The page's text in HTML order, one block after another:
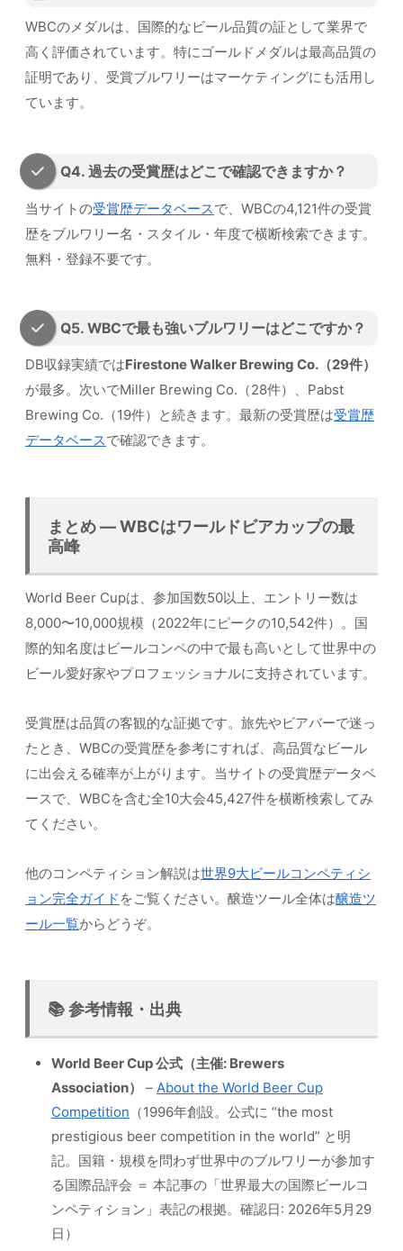
WBCのメダルは、国際的なビール品質の証として業界で
高く評価されています。特にゴールドメダルは最高品質の
証明であり、受賞ブルワリーはマーケティングにも活用し
ています。
Q4. 過去の受賞歴はどこで確認できますか？
当サイトの受賞歴データベースで、WBCの4,121件の受賞
歴をブルワリー名・スタイル・年度で横断検索できます。
無料・登録不要です。
Q5. WBCで最も強いブルワリーはどこですか？
DB収録実績ではFirestone Walker Brewing Co.（29件）
が最多。次いでMiller Brewing Co.（28件）、Pabst
Brewing Co.（19件）と続きます。最新の受賞歴は受賞歴
データベースで確認できます。
まとめ — WBCはワールドビアカップの最
高峰
World Beer Cupは、参加国数50以上、エントリー数は
8,000〜10,000規模（2022年にピークの10,542件）。国
際的知名度はビールコンペの中で最も高いとして世界中の
ビール愛好家やプロフェッショナルに支持されています。
受賞歴は品質の客観的な証拠です。旅先やビアバーで迷っ
たとき、WBCの受賞歴を参考にすれば、高品質なビール
に出会える確率が上がります。当サイトの受賞歴データベ
ースで、WBCを含む全10大会45,427件を横断検索してみ
てください。
他のコンペティション解説は世界9大ビールコンペティシ
ョン完全ガイド をご覧ください。醸造ツール全体は醸造ツ
ール一覧からどうぞ。
📚 参考情報・出典
World Beer Cup 公式（主催: Brewers
Association）
– About the World Beer Cup
Competition （1996年創設。公式に “the most
prestigious beer competition in the world” と明
記。国籍・規模を問わず世界中のブルワリーが参加す
る国際品評会 ＝ 本記事の「世界最大の国際ビールコ
ンペティション」表記の根拠。確認日: 2026年5月29
日）